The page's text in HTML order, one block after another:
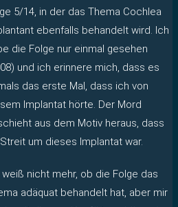
5/14, in der das Thema Cochlea
ebenfalls behandelt wird. Ich
die Folge nur einmal gesehen
und ich erinnere mich, dass es
das erste Mal, dass ich von
Implantat hörte. Der Mord
aus dem Motiv heraus, dass
um dieses Implantat war.
weiß nicht mehr, ob die Folge das
adäquat behandelt hat, aber mir